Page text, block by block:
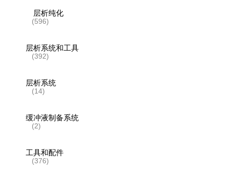
层析纯化
(596)
层析系统和工具
(392)
层析系统
(14)
缓冲液制备系统
(2)
工具和配件
(376)